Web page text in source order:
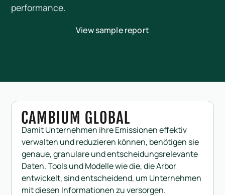
performance.
View sample report
Damit Unternehmen ihre Emissionen effektiv
verwalten und reduzieren können, benötigen sie
genaue, granulare und entscheidungsrelevante
Daten. Tools und Modelle wie die, die Arbor
entwickelt, sind entscheidend, um Unternehmen
mit diesen Informationen zu versorgen.